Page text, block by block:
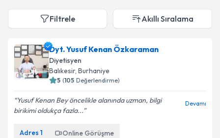
Filtrele Akıllı Sıralama
Dyt. Yusuf Kenan Özkaraman
Diyetisyen
Balıkesir, Burhaniye
5 (105 Değerlendirme)
Yusuf Kenan Bey öncelikle alanında uzman, bilgi
birikimi oldukça fazla...
Devamı
Adres 1 Online Görüşme